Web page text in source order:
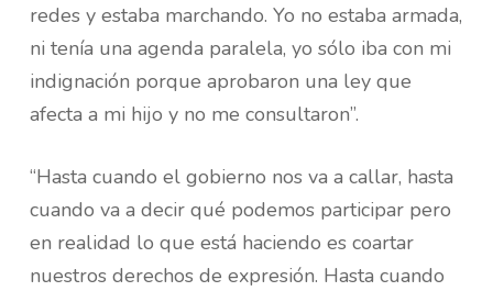
redes y estaba marchando. Yo no estaba armada,
ni tenía una agenda paralela, yo sólo iba con mi
indignación porque aprobaron una ley que
afecta a mi hijo y no me consultaron”.
“Hasta cuando el gobierno nos va a callar, hasta
cuando va a decir qué podemos participar pero
en realidad lo que está haciendo es coartar
nuestros derechos de expresión. Hasta cuando